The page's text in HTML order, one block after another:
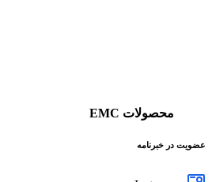
محصولات EMC
عضویت در خبرنامه